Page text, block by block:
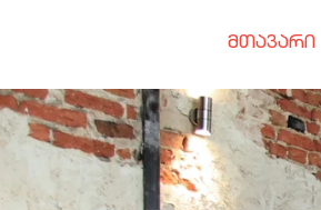
მთავარი